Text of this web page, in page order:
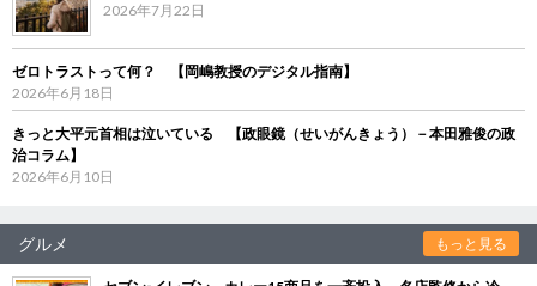
2026年7月22日
ゼロトラストって何？ 【岡嶋教授のデジタル指南】
2026年6月18日
きっと大平元首相は泣いている 【政眼鏡（せいがんきょう）－本田雅俊の政
治コラム】
2026年6月10日
グルメ もっと見る